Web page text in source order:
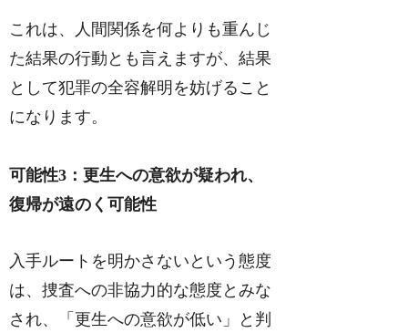
これは、人間関係を何よりも重んじ
た結果の行動とも言えますが、結果
として犯罪の全容解明を妨げること
になります。
可能性3：更生への意欲が疑われ、
復帰が遠のく可能性
入手ルートを明かさないという態度
は、捜査への非協力的な態度とみな
され、「更生への意欲が低い」と判